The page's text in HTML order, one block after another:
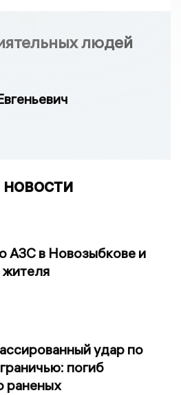
людей
АЗС в Новозыбкове и
удар по
погиб
раненых